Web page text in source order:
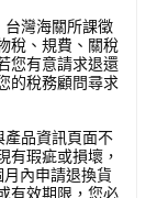
灣海關所課徵
稅、規費、關稅
您有意請求退還
的稅務顧問尋求
品資訊頁面不
有瑕疵或損壞，
內申請退換貨
有效期限，您必